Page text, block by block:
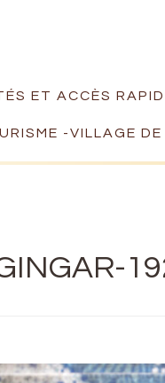
ET ACCÈS
-VILLAGE DE